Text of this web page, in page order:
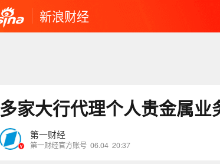
新浪财经
多家大行代理个人贵金属
第一财经
第一财经官方账号 06.04 20:37